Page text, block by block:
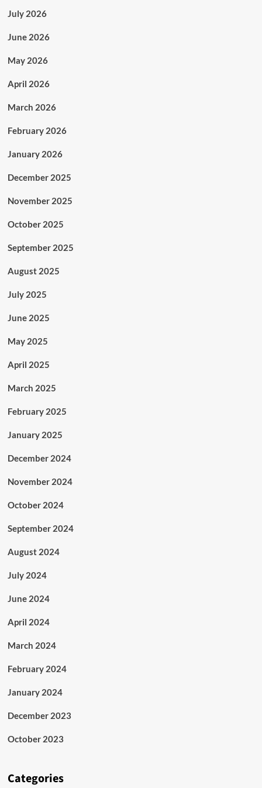
July 2026
June 2026
May 2026
April 2026
March 2026
February 2026
January 2026
December 2025
November 2025
October 2025
September 2025
August 2025
July 2025
June 2025
May 2025
April 2025
March 2025
February 2025
January 2025
December 2024
November 2024
October 2024
September 2024
August 2024
July 2024
June 2024
April 2024
March 2024
February 2024
January 2024
December 2023
October 2023
Categories